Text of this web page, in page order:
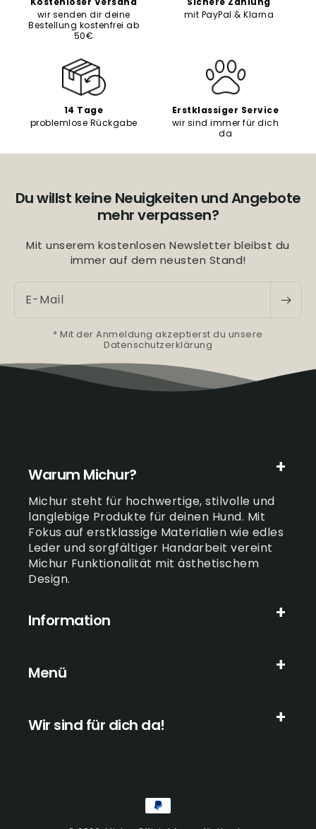
wir senden dir deine
Bestellung kostenfrei ab
50€
mit PayPal & Klarna
14 Tage
problemlose Rückgabe
Erstklassiger Service
wir sind immer für dich
da
Du willst keine Neuigkeiten und Angebote
mehr verpassen?
Mit unserem kostenlosen Newsletter bleibst du
immer auf dem neusten Stand!
E-Mail
* Mit der Anmeldung akzeptierst du unsere
Datenschutzerklärung
Warum Michur?
Michur steht für hochwertige, stilvolle und
langlebige Produkte für deinen Hund. Mit
Fokus auf erstklassige Materialien wie edles
Leder und sorgfältiger Handarbeit vereint
Michur Funktionalität mit ästhetischem
Design.
Information
Menü
Wir sind für dich da!
Zahlungsmethoden